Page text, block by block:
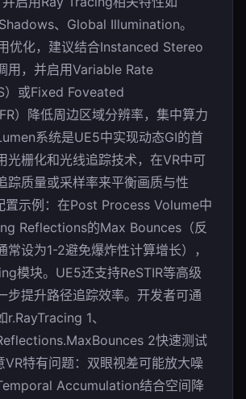
、Global Illumination。
优化，建议结合Instanced Stereo
用，并启用Variable Rate
）或Fixed Foveated
）降低周边区域分辨率，集中算力
系统是UE5中实现动态GI的首
光栅化和光线追踪技术，在VR中可
踪质量或采样率来平衡画质与性
置示例：在Post Process Volume中
Reflections的Max Bounces（反
常设为1-2避免爆炸性计算增长），
模块。UE5还支持ReSTIR等高级
步提升路径追踪效率。开发者可通
1、
2快速测试
VR特有问题：双眼视差可能放大噪
Accumulation结合空间降